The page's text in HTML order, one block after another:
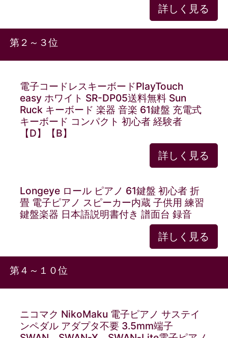
詳しく見る
第２～３位
電子コードレスキーボードPlayTouch
easy ホワイト SR-DP05送料無料 Sun
Ruck キーボード 楽器 音楽 61鍵盤 充電式
キーボード コンパクト 初心者 経験者
【D】【B】
詳しく見る
Longeye ロール ピアノ 61鍵盤 初心者 折
畳 電子ピアノ スピーカー内蔵 子供用 練習
鍵盤楽器 日本語説明書付き 譜面台 録音
詳しく見る
第４～１０位
ニコマク NikoMaku 電子ピアノ サステイ
ンペダル アダプタ不要 3.5mm端子